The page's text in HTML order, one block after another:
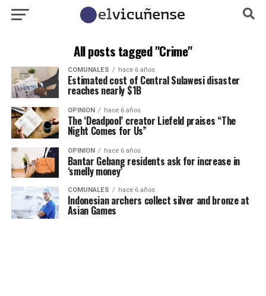
All posts tagged "Crime"
COMUNALES hace 6 años
Estimated cost of Central Sulawesi disaster
reaches nearly $1B
OPINION hace 6 años
The ‘Deadpool’ creator Liefeld praises “The
Night Comes for Us”
OPINION hace 6 años
Bantar Gebang residents ask for increase in
‘smelly money’
COMUNALES hace 6 años
Indonesian archers collect silver and bronze at
Asian Games